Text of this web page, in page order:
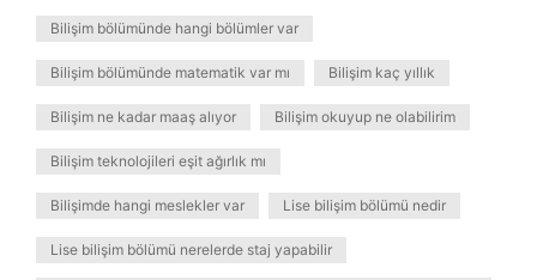
Bilişim bölümünde hangi bölümler var
Bilişim bölümünde matematik var mı Bilişim kaç yıllık
Bilişim ne kadar maaş alıyor Bilişim okuyup ne olabilirim
Bilişim teknolojileri eşit ağırlık mı
Bilişimde hangi meslekler var Lise bilişim bölümü nedir
Lise bilişim bölümü nerelerde staj yapabilir